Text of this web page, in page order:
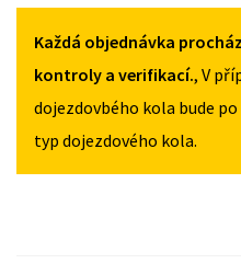
FORTWO
OD
115/70R15
MNOŽSTVÍ
Každá objednávka
kontroly a verifikací., V
dojezdovbého kola bude
typ dojezdového kola.